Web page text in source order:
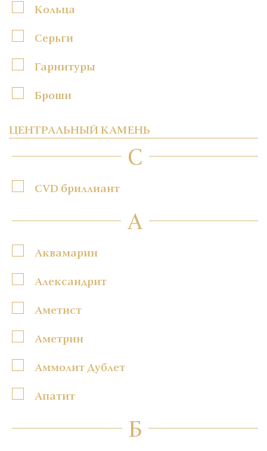
Кольца
Серьги
Гарнитуры
Броши
ЦЕНТРАЛЬНЫЙ КАМЕНЬ
C
CVD бриллиант
А
Аквамарин
Александрит
Аметист
Аметрин
Аммолит Дублет
Апатит
Б